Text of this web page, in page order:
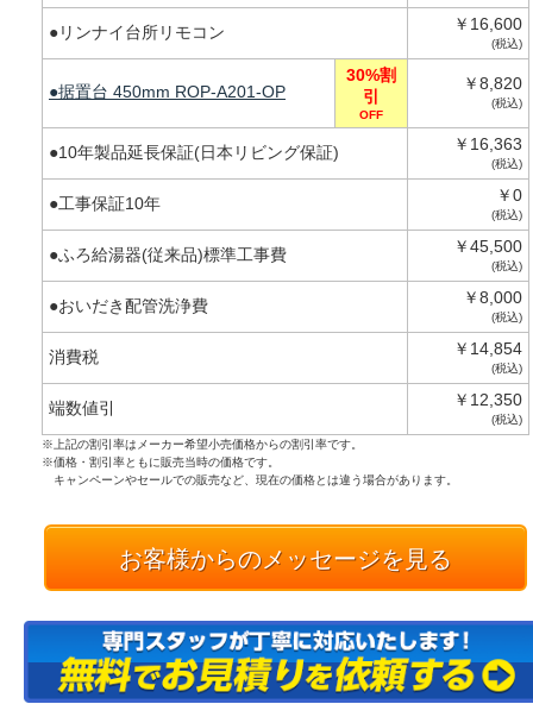
●リンナイ台所リモコン ￥16,600
(税込)
●据置台 450mm ROP-A201-OP
30%割
引
OFF
￥8,820
(税込)
●10年製品延長保証(日本リビング保証) ￥16,363
(税込)
●工事保証10年 ￥0
(税込)
●ふろ給湯器(従来品)標準工事費 ￥45,500
(税込)
●おいだき配管洗浄費 ￥8,000
(税込)
消費税 ￥14,854
(税込)
端数値引 ￥12,350
(税込)
※上記の割引率はメーカー希望小売価格からの割引率です。
※価格・割引率ともに販売当時の価格です。
キャンペーンやセールでの販売など、現在の価格とは違う場合があります。
お客様からのメッセージを見る